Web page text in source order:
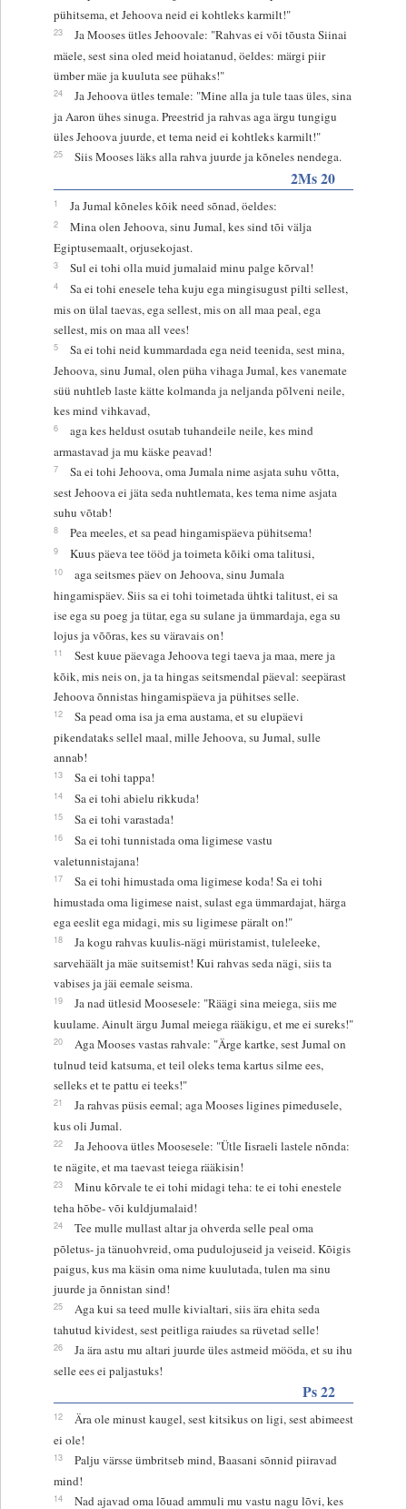
pühitsema, et Jehoova neid ei kohtleks karmilt!"
23
Ja Mooses ütles Jehoovale: "Rahvas ei või tõusta Siinai
mäele, sest sina oled meid hoiatanud, öeldes: märgi piir
ümber mäe ja kuuluta see pühaks!"
24
Ja Jehoova ütles temale: "Mine alla ja tule taas üles, sina
ja Aaron ühes sinuga. Preestrid ja rahvas aga ärgu tungigu
üles Jehoova juurde, et tema neid ei kohtleks karmilt!"
25 Siis Mooses läks alla rahva juurde ja kõneles nendega.
2Ms 20
1 Ja Jumal kõneles kõik need sõnad, öeldes:
2
Mina olen Jehoova, sinu Jumal, kes sind tõi välja
Egiptusemaalt, orjusekojast.
3 Sul ei tohi olla muid jumalaid minu palge kõrval!
4
Sa ei tohi enesele teha kuju ega mingisugust pilti sellest,
mis on ülal taevas, ega sellest, mis on all maa peal, ega
sellest, mis on maa all vees!
5
Sa ei tohi neid kummardada ega neid teenida, sest mina,
Jehoova, sinu Jumal, olen püha vihaga Jumal, kes vanemate
süü nuhtleb laste kätte kolmanda ja neljanda põlveni neile,
kes mind vihkavad,
6
aga kes heldust osutab tuhandeile neile, kes mind
armastavad ja mu käske peavad!
7
Sa ei tohi Jehoova, oma Jumala nime asjata suhu võtta,
sest Jehoova ei jäta seda nuhtlemata, kes tema nime asjata
suhu võtab!
8 Pea meeles, et sa pead hingamispäeva pühitsema!
9 Kuus päeva tee tööd ja toimeta kõiki oma talitusi,
10
aga seitsmes päev on Jehoova, sinu Jumala
hingamispäev. Siis sa ei tohi toimetada ühtki talitust, ei sa
ise ega su poeg ja tütar, ega su sulane ja ümmardaja, ega su
lojus ja võõras, kes su väravais on!
11
Sest kuue päevaga Jehoova tegi taeva ja maa, mere ja
kõik, mis neis on, ja ta hingas seitsmendal päeval: seepärast
Jehoova õnnistas hingamispäeva ja pühitses selle.
12
Sa pead oma isa ja ema austama, et su elupäevi
pikendataks sellel maal, mille Jehoova, su Jumal, sulle
annab!
13 Sa ei tohi tappa!
14 Sa ei tohi abielu rikkuda!
15 Sa ei tohi varastada!
16
Sa ei tohi tunnistada oma ligimese vastu
valetunnistajana!
17
Sa ei tohi himustada oma ligimese koda! Sa ei tohi
himustada oma ligimese naist, sulast ega ümmardajat, härga
ega eeslit ega midagi, mis su ligimese päralt on!"
18
Ja kogu rahvas kuulis-nägi müristamist, tuleleeke,
sarvehäält ja mäe suitsemist! Kui rahvas seda nägi, siis ta
vabises ja jäi eemale seisma.
19
Ja nad ütlesid Moosesele: "Räägi sina meiega, siis me
kuulame. Ainult ärgu Jumal meiega rääkigu, et me ei sureks!"
20
Aga Mooses vastas rahvale: "Ärge kartke, sest Jumal on
tulnud teid katsuma, et teil oleks tema kartus silme ees,
selleks et te pattu ei teeks!"
21
Ja rahvas püsis eemal; aga Mooses ligines pimedusele,
kus oli Jumal.
22
Ja Jehoova ütles Moosesele: "Ütle Iisraeli lastele nõnda:
te nägite, et ma taevast teiega rääkisin!
23
Minu kõrvale te ei tohi midagi teha: te ei tohi enestele
teha hõbe- või kuldjumalaid!
24
Tee mulle mullast altar ja ohverda selle peal oma
põletus- ja tänuohvreid, oma pudulojuseid ja veiseid. Kõigis
paigus, kus ma käsin oma nime kuulutada, tulen ma sinu
juurde ja õnnistan sind!
25
Aga kui sa teed mulle kivialtari, siis ära ehita seda
tahutud kividest, sest peitliga raiudes sa rüvetad selle!
26
Ja ära astu mu altari juurde üles astmeid mööda, et su ihu
selle ees ei paljastuks!
Ps 22
12
Ära ole minust kaugel, sest kitsikus on ligi, sest abimeest
ei ole!
13
Palju värsse ümbritseb mind, Baasani sõnnid piiravad
mind!
14 Nad ajavad oma lõuad ammuli mu vastu nagu lõvi, kes